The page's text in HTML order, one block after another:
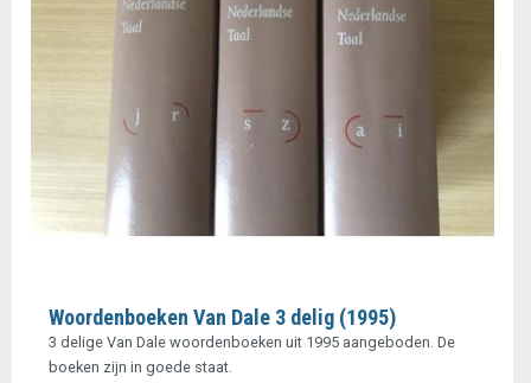
Woordenboeken Van Dale 3 delig (1995)
3 delige Van Dale woordenboeken uit 1995 aangeboden. De
boeken zijn in goede staat.